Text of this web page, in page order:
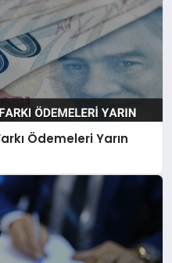
Ödemeleri Yarın